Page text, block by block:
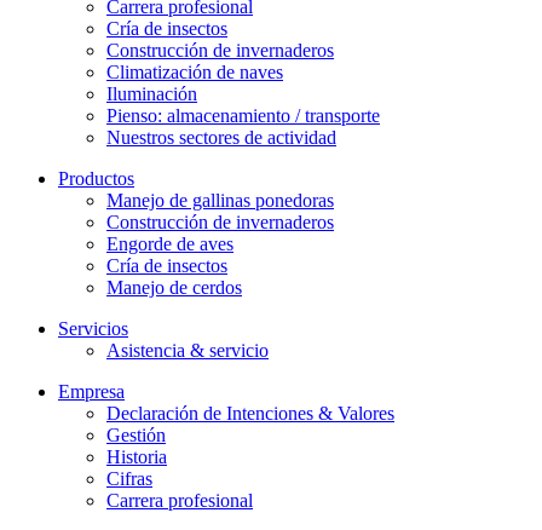
Carrera profesional
Cría de insectos
Construcción de invernaderos
Climatización de naves
Iluminación
Pienso: almacenamiento / transporte
Nuestros sectores de actividad
Productos
Manejo de gallinas ponedoras
Construcción de invernaderos
Engorde de aves
Cría de insectos
Manejo de cerdos
Servicios
Asistencia & servicio
Empresa
Declaración de Intenciones & Valores
Gestión
Historia
Cifras
Carrera profesional